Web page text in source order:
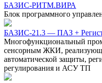
БАЗИС-РИТМ.ВИРА
Блок программного
БАЗИС-21.3 — ПАЗ +
Многофункциональный
сенсорным ЖКИ,
автоматической защиты,
регулирования и АСУ ТП